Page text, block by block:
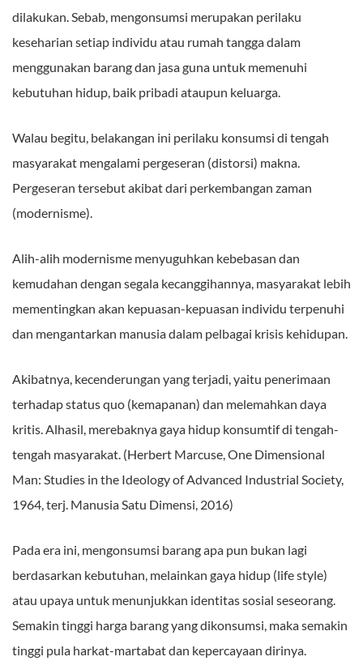
dilakukan. Sebab, mengonsumsi merupakan perilaku
keseharian setiap individu atau rumah tangga dalam
menggunakan barang dan jasa guna untuk memenuhi
kebutuhan hidup, baik pribadi ataupun keluarga.
Walau begitu, belakangan ini perilaku konsumsi di tengah
masyarakat mengalami pergeseran (distorsi) makna.
Pergeseran tersebut akibat dari perkembangan zaman
(modernisme).
Alih-alih modernisme menyuguhkan kebebasan dan
kemudahan dengan segala kecanggihannya, masyarakat lebih
mementingkan akan kepuasan-kepuasan individu terpenuhi
dan mengantarkan manusia dalam pelbagai krisis kehidupan.
Akibatnya, kecenderungan yang terjadi, yaitu penerimaan
terhadap status quo (kemapanan) dan melemahkan daya
kritis. Alhasil, merebaknya gaya hidup konsumtif di tengah-
tengah masyarakat. (Herbert Marcuse, One Dimensional
Man: Studies in the Ideology of Advanced Industrial Society,
1964, terj. Manusia Satu Dimensi, 2016)
Pada era ini, mengonsumsi barang apa pun bukan lagi
berdasarkan kebutuhan, melainkan gaya hidup (life style)
atau upaya untuk menunjukkan identitas sosial seseorang.
Semakin tinggi harga barang yang dikonsumsi, maka semakin
tinggi pula harkat-martabat dan kepercayaan dirinya.